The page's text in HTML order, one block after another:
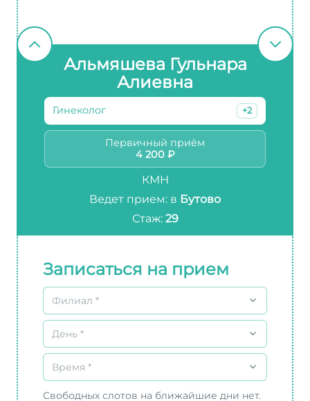
Альмяшева Гульнара
Алиевна
Гинеколог +2
Первичный приём
4 200 ₽
КМН
Ведет прием: в Бутово
Стаж: 29
Записаться на прием
Филиал *
День *
Время *
Свободных слотов на ближайшие дни нет.